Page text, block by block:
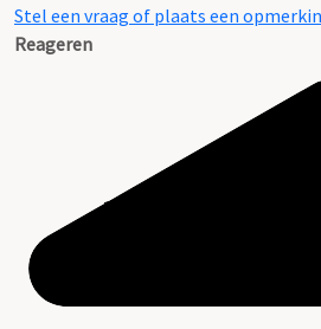
Stel een vraag of plaats een
Reageren